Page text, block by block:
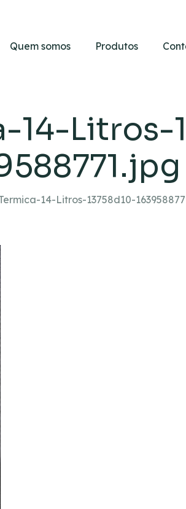
Quem somos Produtos
14-Litros-
14-Litros-13758d10-